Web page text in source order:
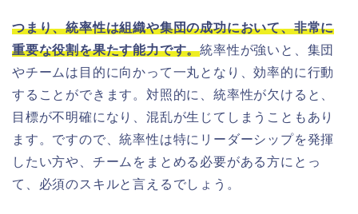
つまり、統率性は組織や集団の成功において、非常に
重要な役割を果たす能力です。統率性が強いと、集団
やチームは目的に向かって一丸となり、効率的に行動
することができます。対照的に、統率性が欠けると、
目標が不明確になり、混乱が生じてしまうこともあり
ます。ですので、統率性は特にリーダーシップを発揮
したい方や、チームをまとめる必要がある方にとっ
て、必須のスキルと言えるでしょう。